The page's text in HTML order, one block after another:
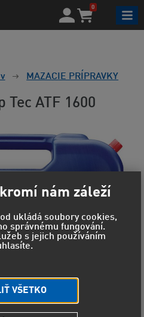
0
MAZACIE PRÍPRAVKY
Tec ATF 1600
nám záleží
ukládá soubory cookies,
správnému fungování.
s jejich používáním
VŠETKO